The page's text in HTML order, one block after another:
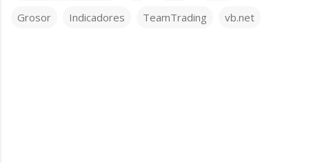
Grosor
Indicadores TeamTrading vb.net